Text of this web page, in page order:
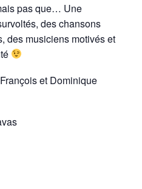
pas que… Une
des chansons
des musiciens motivés et
et Dominique